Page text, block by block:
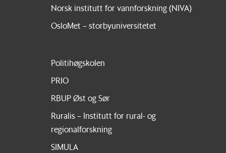
Norsk institutt for vannforskning (NIVA)
OsloMet – storbyuniversitetet
Politihøgskolen
PRIO
RBUP Øst og Sør
Ruralis – Institutt for rural- og
regionalforskning
SIMULA